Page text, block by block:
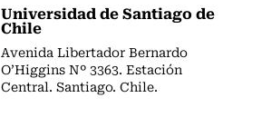
Universidad de Santiago de
Chile
Avenida Libertador Bernardo
O’Higgins Nº 3363. Estación
Central. Santiago. Chile.